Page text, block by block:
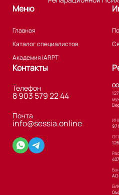
Меню
Главная
Каталог специалистов
Академия iARPT
Контакты
Телефон
8 903 579 22 44
Почта
info@sessia.online
АО